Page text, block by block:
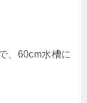
、60cm水槽に